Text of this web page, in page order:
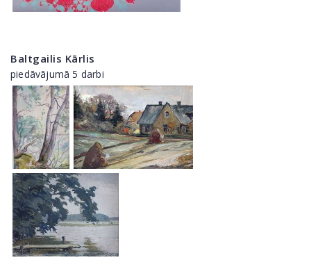
Baltgailis Kārlis
piedāvājumā 5 darbi